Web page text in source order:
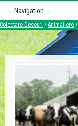
Colectare Deseuri / Animaliere /